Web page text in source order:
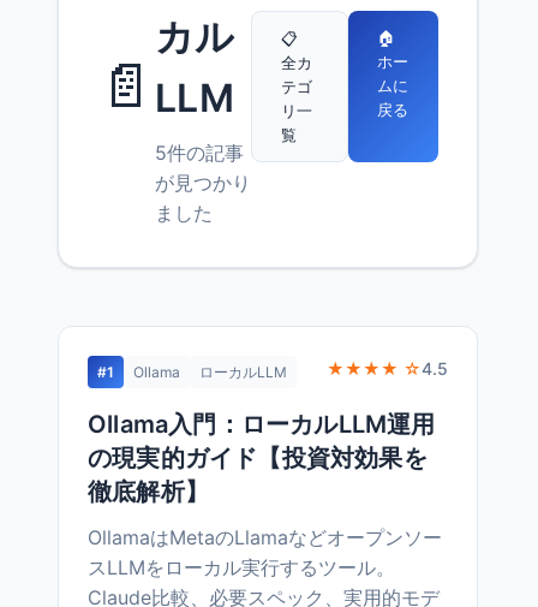
📄
カル
LLM
5件の記事
が見つかり
ました
📋
全カ
テゴ
リ一
覧
🏠
ホー
ムに
戻る
#1 Ollama ローカルLLM ★★★★ ☆4.5
Ollama入門：ローカルLLM運用
の現実的ガイド【投資対効果を
徹底解析】
OllamaはMetaのLlamaなどオープンソー
スLLMをローカル実行するツール。
Claude比較、必要スペック、実用的モデ